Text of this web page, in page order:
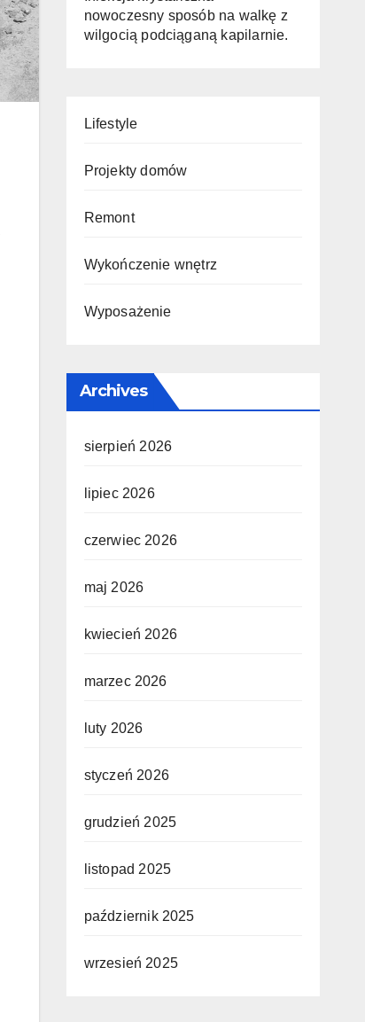
nowoczesny sposób na walkę z
wilgocią podciąganą kapilarnie.
Lifestyle
Projekty domów
Remont
Wykończenie wnętrz
Wyposażenie
Archives
sierpień 2026
lipiec 2026
czerwiec 2026
maj 2026
kwiecień 2026
marzec 2026
luty 2026
styczeń 2026
grudzień 2025
listopad 2025
październik 2025
wrzesień 2025